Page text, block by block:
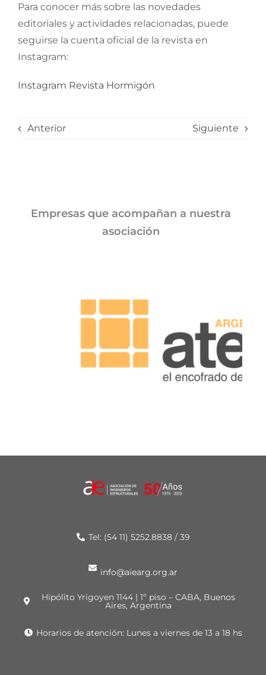
Para conocer más sobre las novedades
editoriales y actividades relacionadas, puede
seguirse la cuenta oficial de la revista en
Instagram:
Instagram Revista Hormigón
Anterior Siguiente
Empresas que acompañan a nuestra
asociación
Hipólito Yrigoyen 1144 | 1º piso – CABA, Buenos